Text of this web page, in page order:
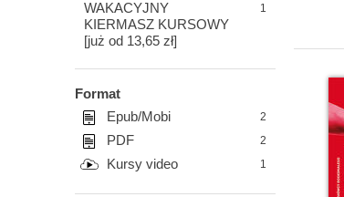
WAKACYJNY
KIERMASZ KURSOWY
[już od 13,65 zł]
1
Format
Epub/Mobi
2
PDF 2
Kursy video 1